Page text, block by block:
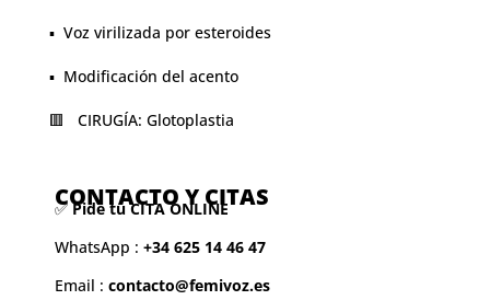
▪️ Voz virilizada por esteroides
▪️ Modificación del acento
🟥 CIRUGÍA: Glotoplastia
CONTACTO Y CITAS
✅Pide tu CITA ONLINE
WhatsApp : +34 625 14 46 47
Email : contacto@femivoz.es